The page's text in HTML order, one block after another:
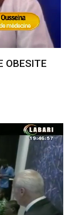
OBESITE